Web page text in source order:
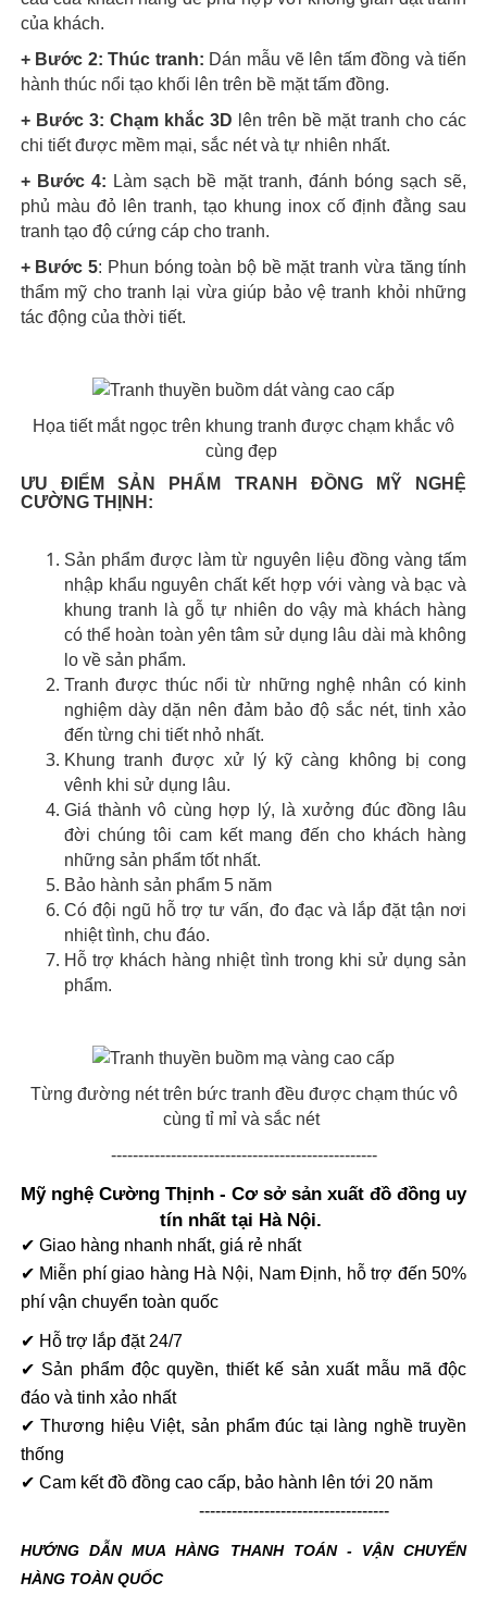
của khách.
+ Bước 2: Thúc tranh: Dán mẫu vẽ lên tấm đồng và tiến
hành thúc nổi tạo khối lên trên bề mặt tấm đồng.
+ Bước 3: Chạm khắc 3D lên trên bề mặt tranh cho các
chi tiết được mềm mại, sắc nét và tự nhiên nhất.
+ Bước 4: Làm sạch bề mặt tranh, đánh bóng sạch sẽ,
phủ màu đỏ lên tranh, tạo khung inox cố định đằng sau
tranh tạo độ cứng cáp cho tranh.
+ Bước 5: Phun bóng toàn bộ bề mặt tranh vừa tăng tính
thẩm mỹ cho tranh lại vừa giúp bảo vệ tranh khỏi những
tác động của thời tiết.
Họa tiết mắt ngọc trên khung tranh được chạm khắc vô
cùng đẹp
ƯU ĐIỂM SẢN PHẨM TRANH ĐỒNG MỸ NGHỆ
CƯỜNG THỊNH:
​Sản phẩm được làm từ nguyên liệu đồng vàng tấm
nhập khẩu nguyên chất kết hợp với vàng và bạc và
khung tranh là gỗ tự nhiên do vậy mà khách hàng
có thể hoàn toàn yên tâm sử dụng lâu dài mà không
lo về sản phẩm.
Tranh được thúc nổi từ những nghệ nhân có kinh
nghiệm dày dặn nên đảm bảo độ sắc nét, tinh xảo
đến từng chi tiết nhỏ nhất.
Khung tranh được xử lý kỹ càng không bị cong
vênh khi sử dụng lâu.
Giá thành vô cùng hợp lý, là xưởng đúc đồng lâu
đời chúng tôi cam kết mang đến cho khách hàng
những sản phẩm tốt nhất.
Bảo hành sản phẩm 5 năm
Có đội ngũ hỗ trợ tư vấn, đo đạc và lắp đặt tận nơi
nhiệt tình, chu đáo.
Hỗ trợ khách hàng nhiệt tình trong khi sử dụng sản
phẩm.
Từng đường nét trên bức tranh đều được chạm thúc vô
cùng tỉ mỉ và sắc nét
-------------------------------------------------
Mỹ nghệ Cường Thịnh - Cơ sở sản xuất đồ đồng uy
tín nhất tại Hà Nội.
✔ Giao hàng nhanh nhất, giá rẻ nhất
✔ Miễn phí giao hàng Hà Nội, Nam Định, hỗ trợ đến 50%
phí vận chuyển toàn quốc
✔ Hỗ trợ lắp đặt 24/7
✔ Sản phẩm độc quyền, thiết kế sản xuất mẫu mã độc
đáo và tinh xảo nhất
✔ Thương hiệu Việt, sản phẩm đúc tại làng nghề truyền
thống
✔ Cam kết đồ đồng cao cấp, bảo hành lên tới 20 năm
-----------------------------------
HƯỚNG DẪN MUA HÀNG THANH TOÁN - VẬN CHUYỂN
HÀNG TOÀN QUỐC